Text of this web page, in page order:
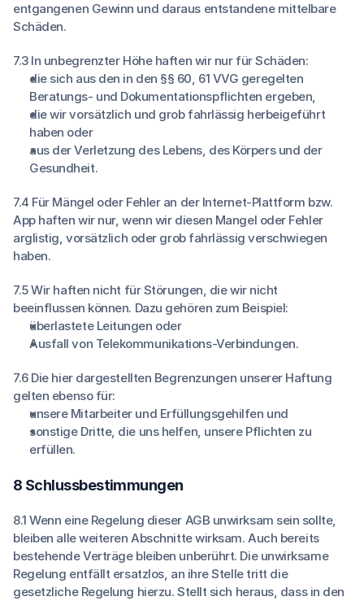
entgangenen Gewinn und daraus entstandene mittelbare
Schäden.
7.3 In unbegrenzter Höhe haften wir nur für Schäden:
die sich aus den in den §§ 60, 61 VVG geregelten
Beratungs- und Dokumentationspflichten ergeben,
die wir vorsätzlich und grob fahrlässig herbeigeführt
haben oder
aus der Verletzung des Lebens, des Körpers und der
Gesundheit.
7.4 Für Mängel oder Fehler an der Internet-Plattform bzw.
App haften wir nur, wenn wir diesen Mangel oder Fehler
arglistig, vorsätzlich oder grob fahrlässig verschwiegen
haben.
7.5 Wir haften nicht für Störungen, die wir nicht
beeinflussen können. Dazu gehören zum Beispiel:
überlastete Leitungen oder
Ausfall von Telekommunikations-Verbindungen.
7.6 Die hier dargestellten Begrenzungen unserer Haftung
gelten ebenso für:
unsere Mitarbeiter und Erfüllungsgehilfen und
sonstige Dritte, die uns helfen, unsere Pflichten zu
erfüllen.
8 Schlussbestimmungen
8.1 Wenn eine Regelung dieser AGB unwirksam sein sollte,
bleiben alle weiteren Abschnitte wirksam. Auch bereits
bestehende Verträge bleiben unberührt. Die unwirksame
Regelung entfällt ersatzlos, an ihre Stelle tritt die
gesetzliche Regelung hierzu. Stellt sich heraus, dass in den